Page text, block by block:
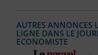
AUTRES ANNONCES
LIGNE DANS LE
ECONOMISTE